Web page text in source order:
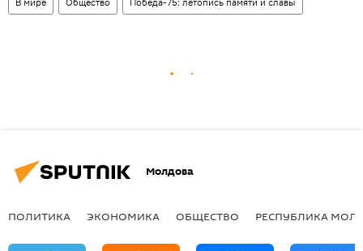
Молдова
ПОЛИТИКА ЭКОНОМИКА ОБЩЕСТВО РЕСПУБЛИКА